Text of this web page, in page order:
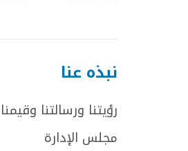
نبذه عنا
رؤيتنا ورسالتنا وقيمنا
مجلس الإدارة